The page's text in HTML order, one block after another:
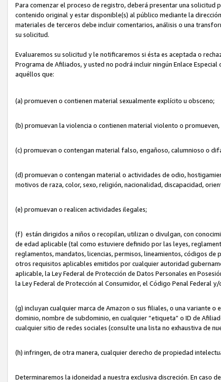
Para comenzar el proceso de registro, deberá presentar una solicitud
contenido original y estar disponible(s) al público mediante la
materiales de terceros debe incluir comentarios, análisis o una
su solicitud.
Evaluaremos su solicitud y le notificaremos si ésta es aceptada o
Programa de Afiliados, y usted no podrá incluir ningún Enlace
aquéllos que:
(a) promueven o contienen material sexualmente explícito u obsceno;
(b) promuevan la violencia o contienen material violento o
(c) promuevan o contengan material falso, engañoso, calumnioso o
(d) promuevan o contengan material o actividades de odio,
motivos de raza, color, sexo, religión, nacionalidad, discapacidad,
(e) promuevan o realicen actividades ilegales;
(f) están dirigidos a niños o recopilan, utilizan o divulgan, con
de edad aplicable (tal como estuviere definido por las leyes,
reglamentos, mandatos, licencias, permisos, lineamientos, códigos
otros requisitos aplicables emitidos por cualquier autoridad
aplicable, la Ley Federal de Protección de Datos Personales en
la Ley Federal de Protección al Consumidor, el Código Penal Federal
(g) incluyan cualquier marca de Amazon o sus filiales, o una variante
dominio, nombre de subdominio, en cualquier “etiqueta” o ID de
cualquier sitio de redes sociales (consulte una lista no exhaustiva de
(h) infringen, de otra manera, cualquier derecho de propiedad
Determinaremos la idoneidad a nuestra exclusiva discreción. En caso